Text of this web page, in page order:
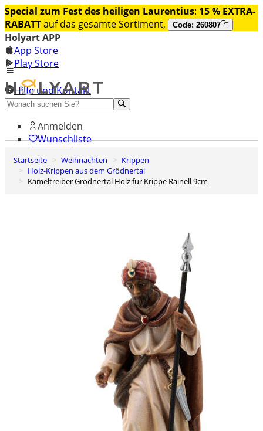
Special zum Fest des heiligen Laurentius: 15 % EXTRA-
RABATTauf das gesamte Sortiment, Code: 260807
Holyart APP
App Store
Play Store
Hilfe und Kontakt
Entdecken Sie Premium
Anmelden
Wunschliste
0
Warenkorb
Startseite Weihnachten
Krippen
Holz-Krippen aus dem Grödnertal
Kameltreiber Grödnertal Holz für Krippe Rainell 9cm